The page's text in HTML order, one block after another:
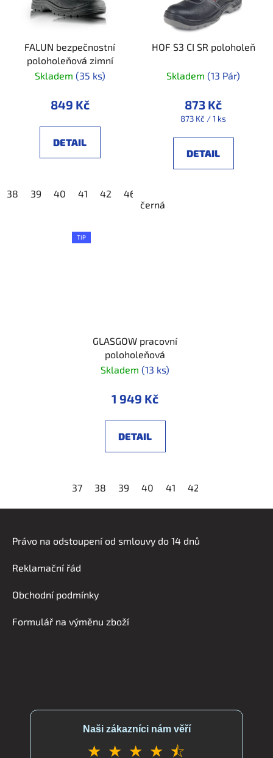
FALUN bezpečnostní
poloholeňová zimní
Skladem (35 ks)
849 Kč
DETAIL
38 39 40 41 42 46
HOF S3 CI SR poloholeň
Skladem (13 Pár)
873 Kč
Měrná
873 Kč / 1 ks
DETAIL
černá
TIP
GLASGOW pracovní
poloholeňová
Skladem (13 ks)
1 949 Kč
DETAIL
37 38 39 40 41 42
Právo na odstoupení od smlouvy do 14 dnů
Reklamační řád
Obchodní podmínky
Formulář na výměnu zboží
Naši zákazníci nám věří
★ ★ ★ ★ ⯪